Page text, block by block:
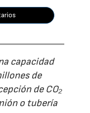
capacidad
de
de CO₂
o tubería